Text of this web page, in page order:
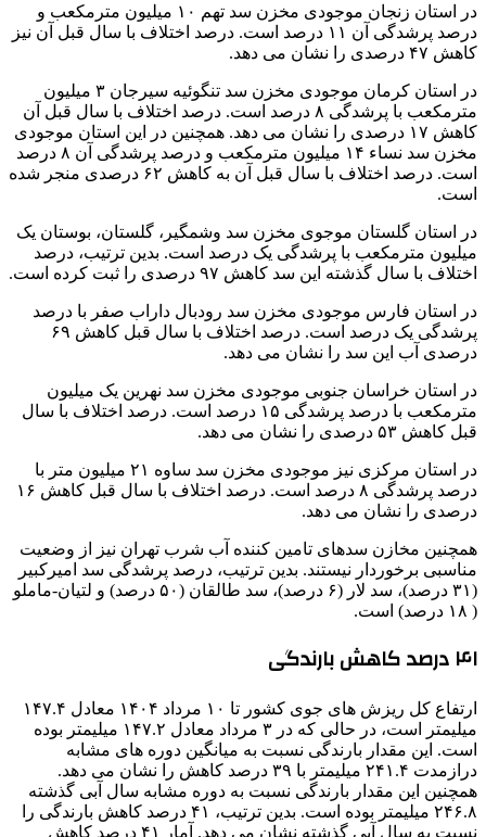
در استان زنجان موجودی مخزن سد تهم ۱۰ میلیون مترمکعب و
درصد پرشدگی آن ۱۱ درصد است. درصد اختلاف با سال قبل آن نیز
کاهش ۴۷ درصدی را نشان می دهد.
در استان کرمان موجودی مخزن سد تنگوئیه سیرجان ۳ میلیون
مترمکعب با پرشدگی ۸ درصد است. درصد اختلاف با سال قبل آن
کاهش ۱۷ درصدی را نشان می دهد. همچنین در این استان موجودی
مخزن سد نساء‌ ۱۴ میلیون مترمکعب و درصد پرشدگی آن ۸ درصد
است. درصد اختلاف با سال قبل آن به کاهش ۶۲ درصدی منجر شده
است.
در استان گلستان موجوی مخزن سد وشمگیر، گلستان، بوستان یک
میلیون مترمکعب با پرشدگی یک درصد است. بدین ترتیب، درصد
اختلاف با سال گذشته این سد کاهش ۹۷ درصدی را ثبت کرده است.
در استان فارس موجودی مخزن سد رودبال داراب صفر با درصد
پرشدگی یک درصد است. درصد اختلاف با سال قبل کاهش ۶۹
درصدی آب این سد را نشان می دهد.
در استان خراسان جنوبی موجودی مخزن سد نهرین یک میلیون
مترمکعب با درصد پرشدگی ۱۵ درصد است. درصد اختلاف با سال
قبل کاهش ۵۳ درصدی را نشان می دهد.
در استان مرکزی نیز موجودی مخزن سد ساوه ۲۱ میلیون متر با
درصد پرشدگی ۸ درصد است. درصد اختلاف با سال قبل کاهش ۱۶
درصدی را نشان می دهد.
همچنین مخازن سدهای تامین کننده آب شرب تهران نیز از وضعیت
مناسبی برخوردار نیستند. بدین ترتیب، درصد پرشدگی سد امیرکبیر
(۳۱ درصد)، سد لار (۶ درصد)، سد طالقان (۵۰ درصد) و لتیان-ماملو
( ۱۸ درصد) است.
۴۱ درصد کاهش بارندگی
ارتفاع کل ریزش های جوی کشور تا ۱۰ مرداد ۱۴۰۴ معادل ۱۴۷.۴
میلیمتر است، در حالی که در ۳ مرداد معادل ۱۴۷.۲ میلیمتر بوده
است. این مقدار بارندگی نسبت به میانگین دوره های مشابه
درازمدت ۲۴۱.۴ میلیمتر با ۳۹ درصد کاهش را نشان می دهد.
همچنین این مقدار بارندگی نسبت به دوره مشابه سال آبی گذشته
۲۴۶.۸ میلیمتر بوده است. بدین ترتیب، ۴۱ درصد کاهش بارندگی را
نسبت به سال آبی گذشته نشان می دهد. آمار ۴۱ درصد کاهش